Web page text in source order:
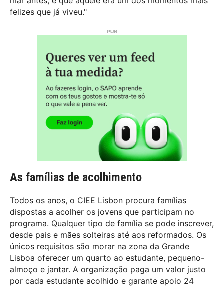
felizes que já viveu."
As famílias de acolhimento
Todos os anos, o CIEE Lisbon procura famílias
dispostas a acolher os jovens que participam no
programa. Qualquer tipo de família se pode inscrever,
desde pais e mães solteiras até aos reformados. Os
únicos requisitos são morar na zona da Grande
Lisboa oferecer um quarto ao estudante, pequeno-
almoço e jantar. A organização paga um valor justo
por cada estudante acolhido e garante apoio 24